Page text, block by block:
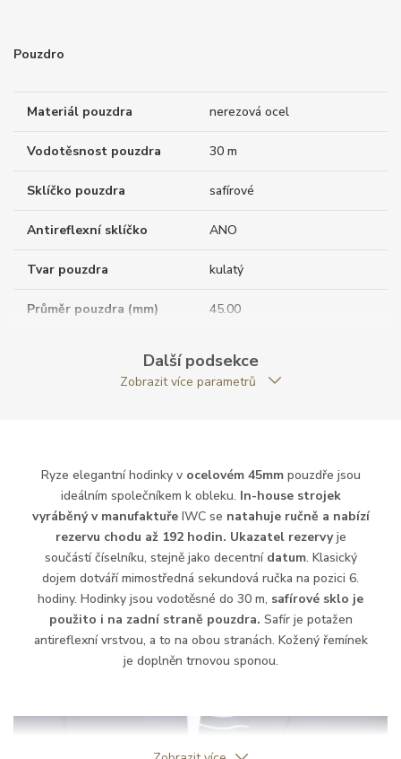
Pouzdro
Materiál pouzdra nerezová ocel
Vodotěsnost pouzdra 30 m
Sklíčko pouzdra safírové
Antireflexní sklíčko ANO
Tvar pouzdra kulatý
Průměr pouzdra (mm) 45.00
Kameny strojku 30
Kyvy strojku 28800
Funkce
ANO
Další podsekce
Zobrazit více parametrů
Ryze elegantní hodinky v ocelovém 45mmpouzdře jsou
ideálním společníkem k obleku. In-house strojek
vyráběný v manufaktuřeIWC se natahuje ručně a nabízí
rezervu chodu až 192 hodin. Ukazatel rezervyje
součástí číselníku, stejně jako decentní datum. Klasický
dojem dotváří mimostředná sekundová ručka na pozici 6.
hodiny. Hodinky jsou vodotěsné do 30 m, safírové sklo je
použito i na zadní straně pouzdra. Safír je potažen
antireflexní vrstvou, a to na obou stranách. Kožený řemínek
je doplněn trnovou sponou.